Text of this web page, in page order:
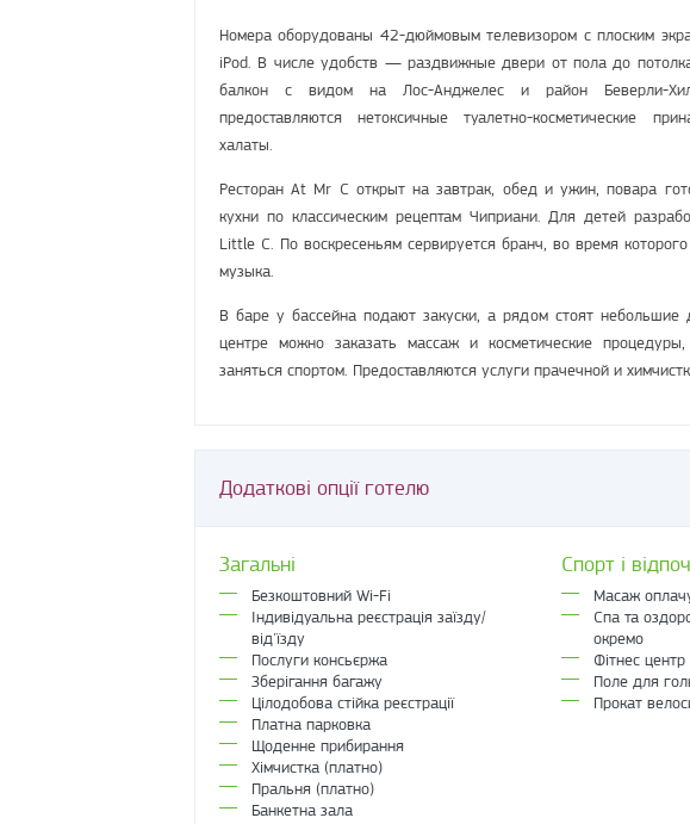
Номера оборудованы 42-дюймовым телевизором с плоским
iPod. В числе удобств — раздвижные двери от пола до
балкон с видом на Лос-Анджелес и район Беверли-
предоставляются нетоксичные туалетно-косметические
халаты.
Ресторан At Mr C открыт на завтрак, обед и ужин, повара
кухни по классическим рецептам Чиприани. Для детей
Little C. По воскресеньям сервируется бранч, во время
музыка.
В баре у бассейна подают закуски, а рядом стоят
центре можно заказать массаж и косметические
заняться спортом. Предоставляются услуги прачечной и
Додаткові опції готелю
Загальні
Безкоштовний Wi-Fi
Індивідуальна реєстрація заїзду/
від'їзду
Послуги консьєржа
Зберігання багажу
Цілодобова стійка реєстрації
Платна парковка
Щоденне прибирання
Хімчистка (платно)
Пральня (платно)
Банкетна зала
Спорт і
Масаж
Спа та
окремо
Фітнес центр
Поле для
Прокат